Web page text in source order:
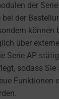
der Serie
der
können
über
Serie AP
sodass
Funktionen